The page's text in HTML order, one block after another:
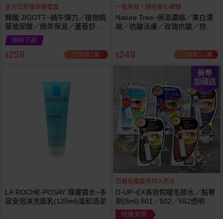
全方位修護保養禮盒
韓國 JIGOTT~蝸牛彈力／植物精
華玻尿酸／綠茶保濕／蘆薈舒緩
修復 禮盒(5件組) 款式可選 化妝
水+乳液+面霜
限時下殺
$259 已銷售2萬
一瓶多效！睡前安心調理
Nature Tree~保濕濃縮／美白濃
縮／抗皺活膚／玫瑰抗皺／控油
$249 已銷售5.2萬
LA ROCHE-POSAY 理膚寶水~多
容安泡沫洗面乳(125ml)溫和清潔
美幣
加碼送
日雜名模愛用持久防水
D-UP~EX長效假睫毛膠水／黏著
劑(5ml) 501／502／552透明／
553黑色／554咖啡色 款式可選
現賺美幣